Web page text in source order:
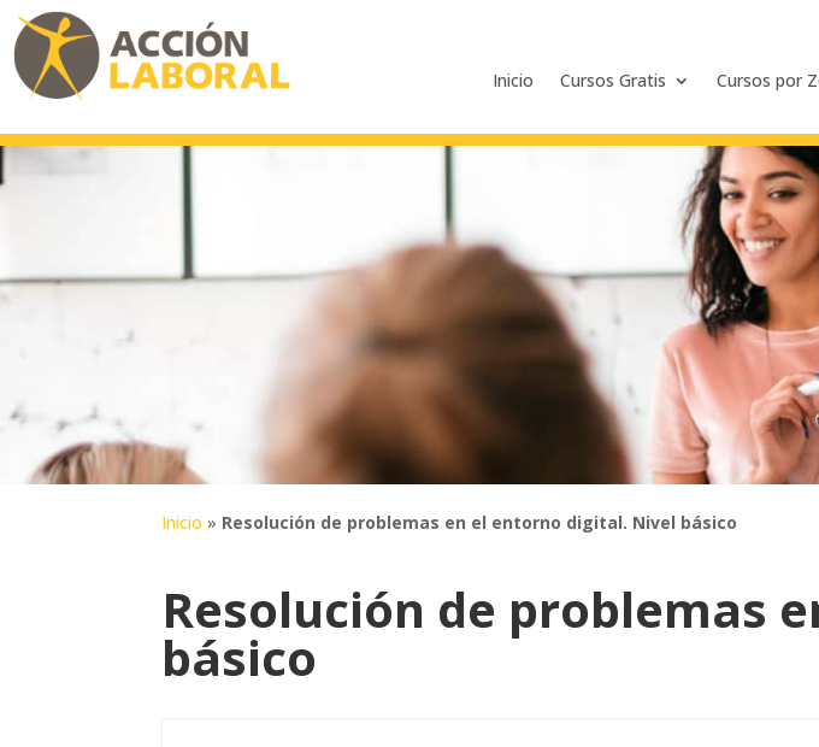
Inicio Cursos Gratis Cursos por
Inicio » Resolución de problemas en el entorno digital. Nivel básico
Resolución de problemas
básico